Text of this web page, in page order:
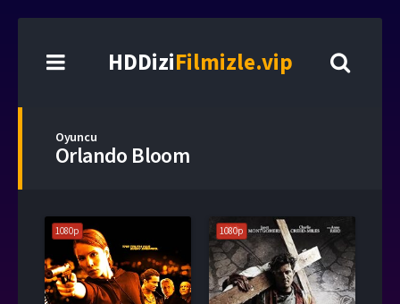
HDDiziFilmizle.vip
Oyuncu
Orlando Bloom
1080p 1080p